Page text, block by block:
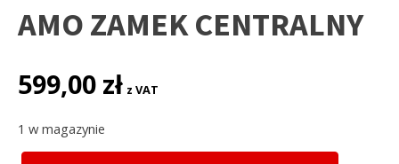
AMO ZAMEK CENTRALNY
599,00 zł z VAT
1 w magazynie